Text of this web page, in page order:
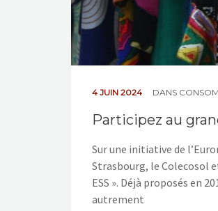
4 JUIN 2024 DANS
Participez au
Sur une initiative de
Strasbourg, le Colecosol
ESS ». Déjà proposés en
autrement